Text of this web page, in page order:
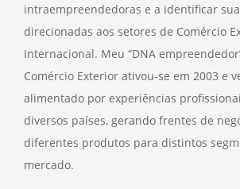
intraempreendedoras e a identificar
direcionadas aos setores de Comércio
Internacional. Meu “DNA
Comércio Exterior ativou-se em 2003 e
alimentado por experiências
diversos países, gerando frentes de
diferentes produtos para distintos
mercado.